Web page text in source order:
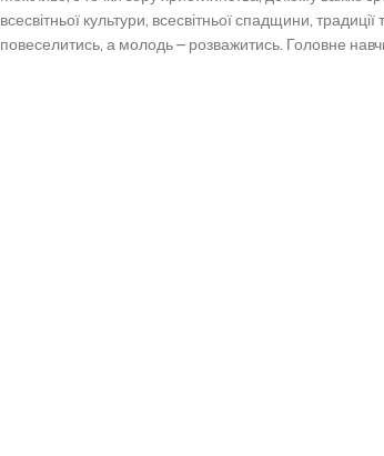
всесвітньої культури, всесвітньої спадщини,
повеселитись, а молодь – розважитись. Головне